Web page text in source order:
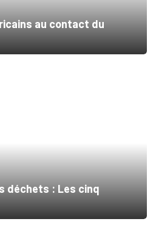
au contact du
déchets : Les cinq